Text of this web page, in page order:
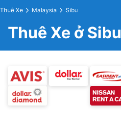
Thuê Xe Malaysia Sibu
Thuê Xe ở Sibu